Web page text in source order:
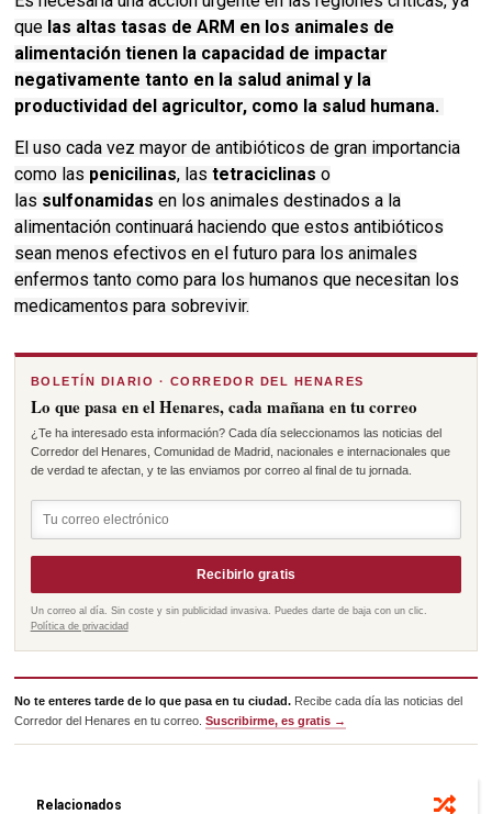
que las altas tasas de ARM en los animales de
alimentación tienen la capacidad de impactar
negativamente tanto en la salud animal y la
productividad del agricultor, como la salud humana.
El uso cada vez mayor de antibióticos de gran importancia
como las penicilinas, lastetraciclinaso
las sulfonamidasen los animales destinados a la
alimentación continuará haciendo que estos antibióticos
sean menos efectivos en el futuro para los animales
enfermos tanto como para los humanos que necesitan los
medicamentos para sobrevivir.
BOLETÍN DIARIO · CORREDOR DEL HENARES
Lo que pasa en el Henares, cada mañana en tu correo
¿Te ha interesado esta información? Cada día seleccionamos las noticias del
Corredor del Henares, Comunidad de Madrid, nacionales e internacionales que
de verdad te afectan, y te las enviamos por correo al final de tu jornada.
Recibirlo gratis
Un correo al día. Sin coste y sin publicidad invasiva. Puedes darte de baja con un clic.
Política de privacidad
No te enteres tarde de lo que pasa en tu ciudad. Recibe cada día las noticias del
Corredor del Henares en tu correo.Suscribirme, es gratis →
Relacionados